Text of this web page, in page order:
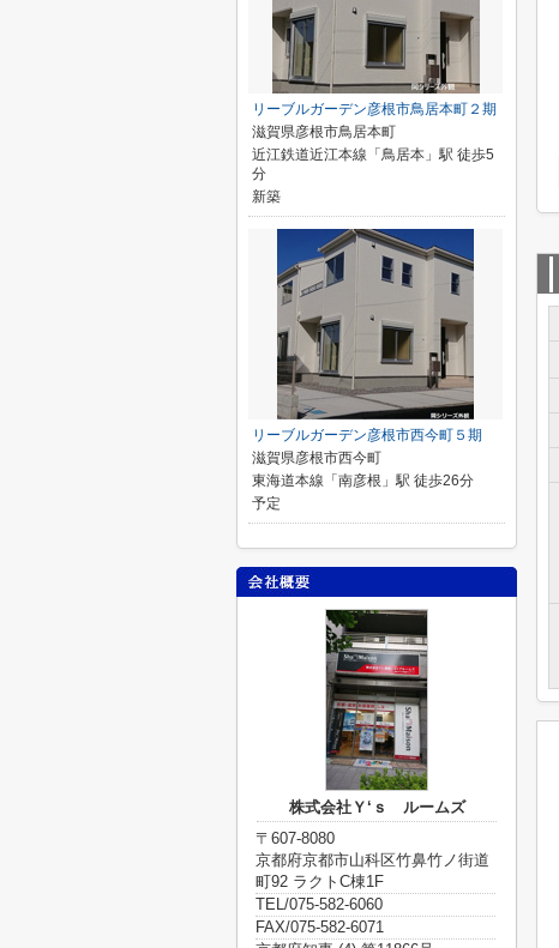
リーブルガーデン彦根市鳥居本町２期
滋賀県彦根市鳥居本町
近江鉄道近江本線「鳥居本」駅 徒歩5
分
新築
リーブルガーデン彦根市西今町５期
滋賀県彦根市西今町
東海道本線「南彦根」駅 徒歩26分
予定
株式会社Ｙ‘ｓ ルームズ
〒607-8080
京都府京都市山科区竹鼻竹ノ街道
町92 ラクトC棟1F
TEL/075-582-6060
FAX/075-582-6071